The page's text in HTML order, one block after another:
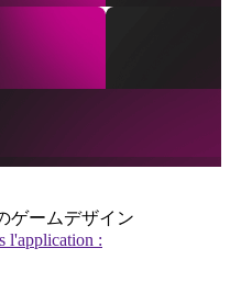
ゲームデザイン
l'application :